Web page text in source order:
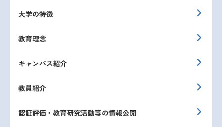
大学の特徴
教育理念
キャンパス紹介
教員紹介
認証評価・教育研究活動等の情報公開